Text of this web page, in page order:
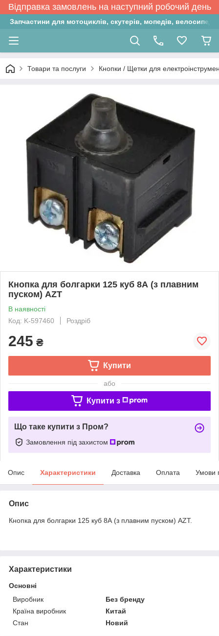
Відправка замовлень на наступний робочий день
Запчастини для мотоциклів, скутерів, мопедів,
Товари та послуги Кнопки / Щетки для
Кнопка для болгарки 125 куб 8А (з плавним
пуском) AZT
В наявності
Код: K-597460
Роздріб
245 ₴
Купити
або
Купити з
Що таке купити з Пром?
Замовлення під захистом
Опис Характеристики Доставка Оплата Умови
Опис
Кнопка для болгарки 125 куб 8А (з плавним пуском) AZT.
Характеристики
Основні
Виробник
Без бренду
Країна виробник
Китай
Стан
Новий